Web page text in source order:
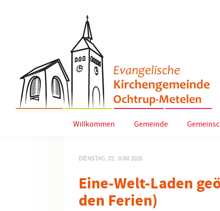
Willkommen Gemeinde
DIENSTAG, 02. JUNI 2026
Eine-Welt-Laden
den Ferien)